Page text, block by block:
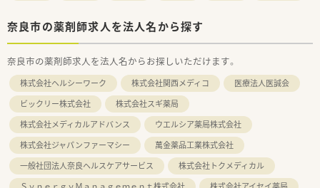
奈良市の薬剤師求人を法人名から探す
奈良市の薬剤師求人を法人名からお探しいただけます。
株式会社ヘルシーワーク 株式会社関西メディコ
医療法人医誠会
ビックリー株式会社
株式会社スギ薬局
株式会社メディカルアドバンス
ウエルシア薬局株式会社
株式会社ジャパンファーマシー
萬金薬品工業株式会社
一般社団法人奈良ヘルスケアサービス
株式会社トクメディカル